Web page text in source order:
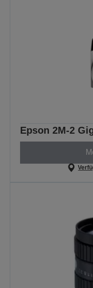
Epson 2M-2